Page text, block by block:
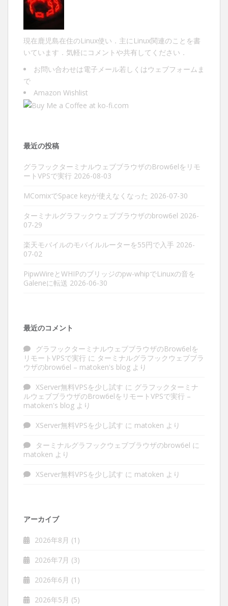
現在鹿児島在住のLinux使い．主にLinux関連のことを書
いています．気軽にコメントや共有してください．
お問い合わせは電子メール若しくは ウェブフォーム ま
で
Amazon Wishlist
最近の投稿
グラフックターミナルウェブブラウザのBrow6elをリモ
ートVPSで実行 2026-08-03
MComixでSpace keyが使えなくなった 2026-07-30
ターミナルグラフックウェブブラウザのbrow6el 2026-
07-29
楽天モバイルのモバイルルーターを55円で入手 2026-
07-02
PipwWireとWHIPのブリッジのpw-whipでLinuxの音を
Galeneに転送 2026-06-30
最近のコメント
グラフックターミナルウェブブラウザのBrow6elを
リモートVPSで実行 に ターミナルグラフックウェブブラ
ウザのbrow6el – matoken's blog より
XServer無料VPSを少し試す に グラフックターミナ
ルウェブブラウザのBrow6elをリモートVPSで実行 –
matoken's blog より
XServer無料VPSを少し試す に matoken より
ターミナルグラフックウェブブラウザのbrow6el に
matoken より
XServer無料VPSを少し試す に matoken より
アーカイブ
2026年8月 (1)
2026年7月 (3)
2026年6月 (1)
2026年5月 (5)